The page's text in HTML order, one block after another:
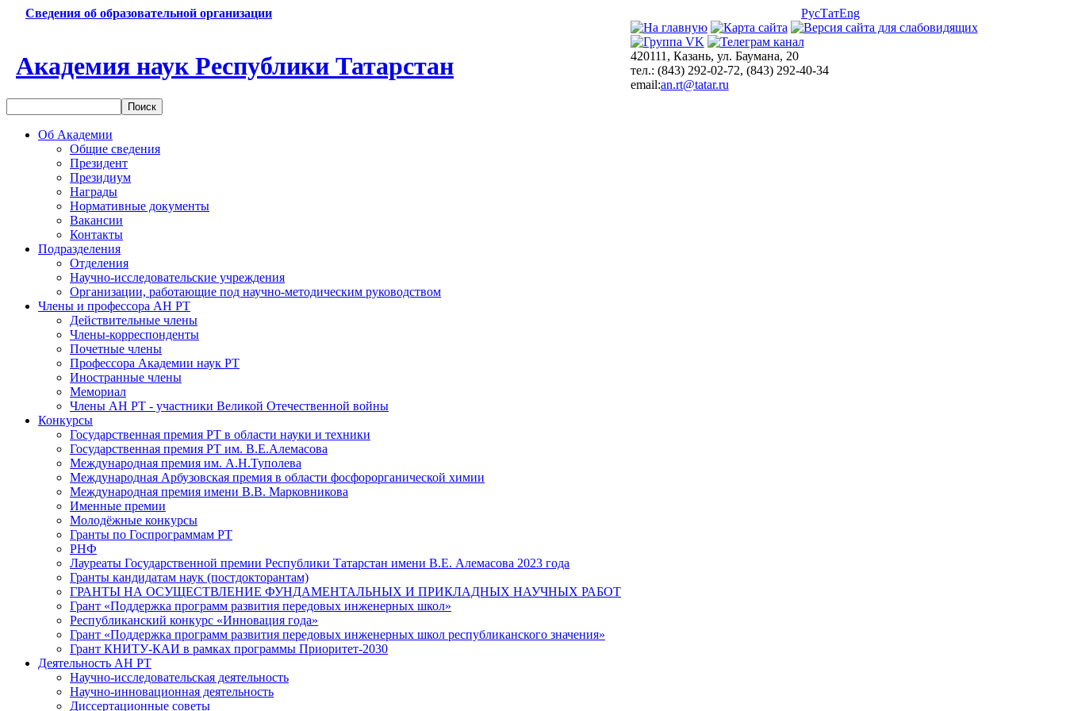
Сведения об образовательной организации РусТатEng
Академия наук Республики Татарстан
420111, Казань, ул. Баумана, 20
тел.: (843) 292-02-72, (843) 292-40-34
email:an.rt@tatar.ru
Об Академии
Общие сведения
Президент
Президиум
Награды
Нормативные документы
Вакансии
Контакты
Подразделения
Отделения
Научно-исследовательские учреждения
Организации, работающие под научно-методическим руководством
Члены и профессора АН РТ
Действительные члены
Члены-корреспонденты
Почетные члены
Профессора Академии наук РТ
Иностранные члены
Мемориал
Члены АН РТ - участники Великой Отечественной войны
Конкурсы
Государственная премия РТ в области науки и техники
Государственная премия РТ им. В.Е.Алемасова
Международная премия им. А.Н.Туполева
Международная Арбузовская премия в области фосфорорганической химии
Международная премия имени В.В. Марковникова
Именные премии
Молодёжные конкурсы
Гранты по Госпрограммам РТ
РНФ
Лауреаты Государственной премии Республики Татарстан имени В.Е. Алемасова 2023 года
Гранты кандидатам наук (постдокторантам)
ГРАНТЫ НА ОСУЩЕСТВЛЕНИЕ ФУНДАМЕНТАЛЬНЫХ И ПРИКЛАДНЫХ НАУЧНЫХ РАБОТ
Грант «Поддержка программ развития передовых инженерных школ»
Республиканский конкурс «Инновация года»
Грант «Поддержка программ развития передовых инженерных школ республиканского значения»
Грант КНИТУ-КАИ в рамках программы Приоритет-2030
Деятельность АН РТ
Научно-исследовательская деятельность
Научно-инновационная деятельность
Диссертационные советы